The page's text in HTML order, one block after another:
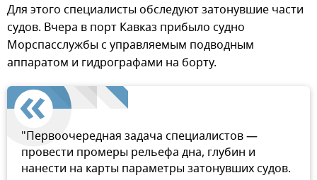
Для этого специалисты обследуют затонувшие части
судов. Вчера в порт Кавказ прибыло судно
Морспасслужбы с управляемым подводным
аппаратом и гидрографами на борту.
"Первоочередная задача специалистов —
провести промеры рельефа дна, глубин и
нанести на карты параметры затонувших судов.